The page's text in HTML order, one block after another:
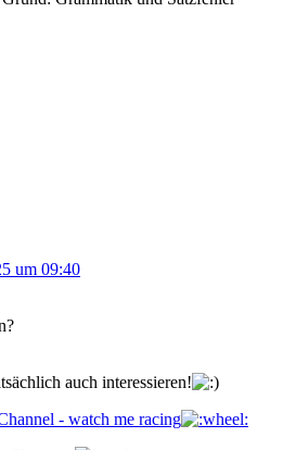
um 09:40
auch interessieren!
- watch me racing